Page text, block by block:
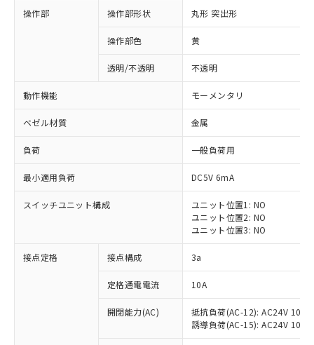
操作部 操作部形状 丸形 突出形
操作部色 黄
透明/不透明 不透明
動作機能 モーメンタリ
ベゼル材質 金属
負荷 一般負荷用
最小適用負荷 DC5V 6mA
スイッチユニット構成
ユニット位置1: NO
ユニット位置2: NO
ユニット位置3: NO
接点定格 接点構成 3a
定格通電電流 10A
開閉能力(AC)
抵抗負荷(AC-12): AC24V 10A/
誘導負荷(AC-15): AC24V
※1 対応状況
対応済み：EU RoHS指令（10物質）の
非含有に対応した製品が提供可能な商品で
対応予定：EU RoHS指令（10物質）の非含